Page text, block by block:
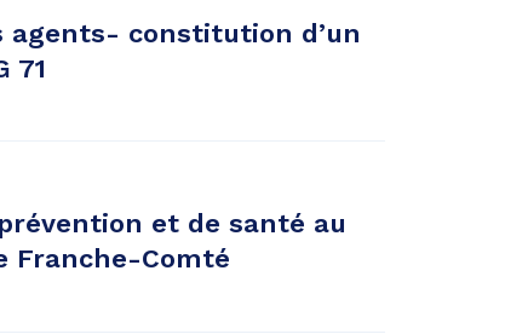
agents- constitution d’un
71
et de santé au
Franche-Comté